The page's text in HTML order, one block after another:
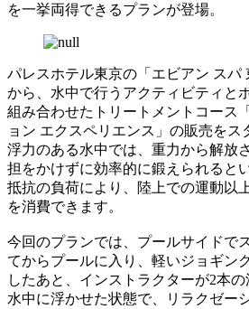
を一挙両得できるプランが登場。
パレスホテル東京の「エビアン スパ
から、水中で行うアクティビティと
組み合わせたトリートメントコース
ョン エクスペリエンス」の販売をス
浮力のある水中では、重力から解放
担をかけずに効率的に鍛えられると
抵抗の負荷により、陸上での運動以
を消費できます。
今回のプランでは、プールサイドで
てからプールに入り、軽いジョギン
したあと、インストラクターが2本
水中に浮かせた状態で、リラクゼー